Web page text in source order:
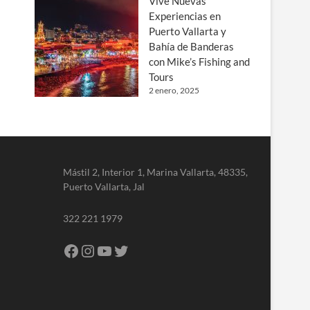
Experiencias en
Puerto Vallarta y
Bahía de Banderas
con Mike’s Fishing and
Tours
2 enero, 2025
Mástil 2, Interior 1, Marina Vallarta, 48335,
Puerto Vallarta, Jal
322 221 1979
Facebook
Instagram
YouTube
Twitter